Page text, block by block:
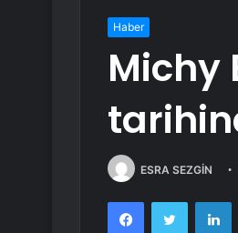
Haber
Michy
ESRA SEZGİN
FacebookTwitter